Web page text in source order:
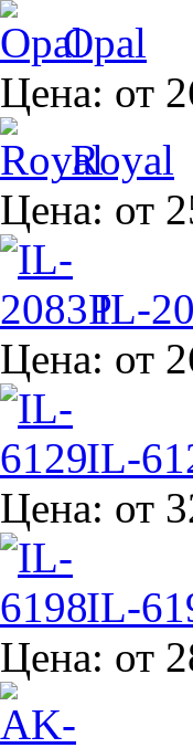
Opal
Цена: от
Royal
Цена: от
IL-
Цена: от
IL-
Цена: от
IL-
Цена: от